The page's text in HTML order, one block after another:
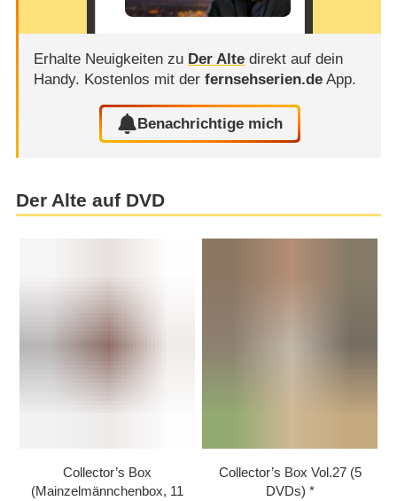
Erhalte Neuigkeiten zu Der Altedirekt auf dein
Handy. Kostenlos mit der fernsehserien.deApp.
Benachrichtige mich
Der Alte auf DVD
Collector’s Box
(Mainzelmännchenbox, 11
Collector’s Box Vol.27 (5
DVDs)